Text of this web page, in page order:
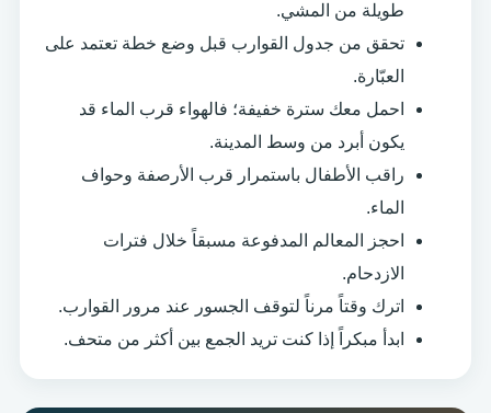
طويلة من المشي.
تحقق من جدول القوارب قبل وضع خطة تعتمد على
العبّارة.
احمل معك سترة خفيفة؛ فالهواء قرب الماء قد
يكون أبرد من وسط المدينة.
راقب الأطفال باستمرار قرب الأرصفة وحواف
الماء.
احجز المعالم المدفوعة مسبقاً خلال فترات
الازدحام.
اترك وقتاً مرناً لتوقف الجسور عند مرور القوارب.
ابدأ مبكراً إذا كنت تريد الجمع بين أكثر من متحف.